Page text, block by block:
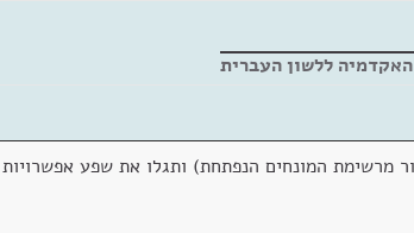
ללשון העברית
מרשימת המונחים הנפתחת) ותגלו את שפע